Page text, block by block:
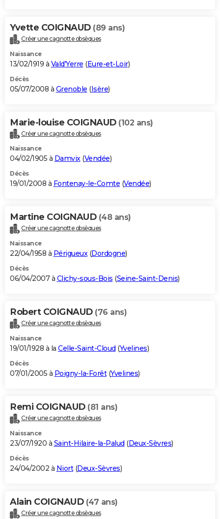
Yvette COIGNAUD (89 ans)
Créer une cagnotte obsèques
Naissance
13/02/1919 à Vald'Yerre (Eure-et-Loir)
Décès
05/07/2008 à Grenoble (Isère)
Marie-louise COIGNAUD (102 ans)
Créer une cagnotte obsèques
Naissance
04/02/1905 à Damvix(Vendée)
Décès
19/01/2008 à Fontenay-le-Comte (Vendée)
Martine COIGNAUD (48 ans)
Créer une cagnotte obsèques
Naissance
22/04/1958 à Périgueux(Dordogne)
Décès
06/04/2007 à Clichy-sous-Bois (Seine-Saint-Denis)
Robert COIGNAUD (76 ans)
Créer une cagnotte obsèques
Naissance
19/01/1928 à la Celle-Saint-Cloud (Yvelines)
Décès
07/01/2005 à Poigny-la-Forêt(Yvelines)
Remi COIGNAUD (81 ans)
Créer une cagnotte obsèques
Naissance
23/07/1920 à Saint-Hilaire-la-Palud (Deux-Sèvres)
Décès
24/04/2002 à Niort(Deux-Sèvres)
Alain COIGNAUD (47 ans)
Créer une cagnotte obsèques